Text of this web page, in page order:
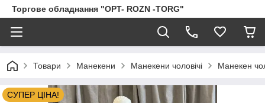
Торгове обладнання "OPT- ROZN -TORG"
Товари Манекени Манекени чоловічі Манекен
СУПЕР ЦІНА!